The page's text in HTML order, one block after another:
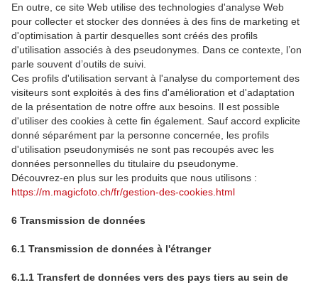
En outre, ce site Web utilise des technologies d'analyse Web
pour collecter et stocker des données à des fins de marketing et
d'optimisation à partir desquelles sont créés des profils
d'utilisation associés à des pseudonymes. Dans ce contexte, l’on
parle souvent d’outils de suivi.
Ces profils d'utilisation servant à l'analyse du comportement des
visiteurs sont exploités à des fins d'amélioration et d'adaptation
de la présentation de notre offre aux besoins. Il est possible
d'utiliser des cookies à cette fin également. Sauf accord explicite
donné séparément par la personne concernée, les profils
d'utilisation pseudonymisés ne sont pas recoupés avec les
données personnelles du titulaire du pseudonyme.
Découvrez-en plus sur les produits que nous utilisons :
https://m.magicfoto.ch/fr/gestion-des-cookies.html
6 Transmission de données
6.1 Transmission de données à l'étranger
6.1.1 Transfert de données vers des pays tiers au sein de